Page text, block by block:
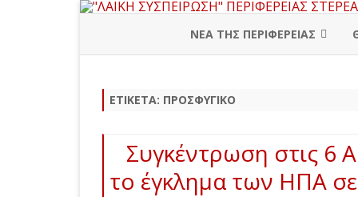
ΝΕΑ ΤΗΣ ΠΕΡΙΦΕΡΕΙΑΣ
ΒΟΙΩΤΙΑ
ΕΥΡΥΤΑΝΙΑ
ΕΤΙΚΈΤΑ: ΠΡΟΣΦΥΓΙΚΌ
Συγκέντρωση στις 6
το έγκλημα των ΗΠΑ